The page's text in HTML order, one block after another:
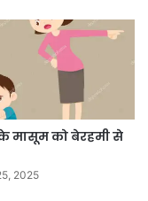
मासूम को बेरहमी से
2025